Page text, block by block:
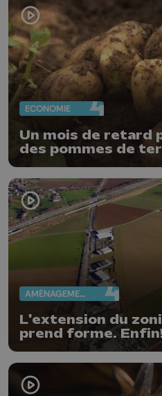
ECONOMIE
Un mois de retard
des pommes de
AMÉNAGEMENT DU TERRITOIRE
L'extension du
prend forme.